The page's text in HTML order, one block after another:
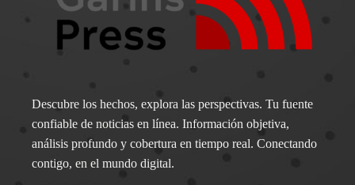
Descubre los hechos, explora las perspectivas. Tu fuente
confiable de noticias en línea. Información objetiva,
análisis profundo y cobertura en tiempo real. Conectando
contigo, en el mundo digital.